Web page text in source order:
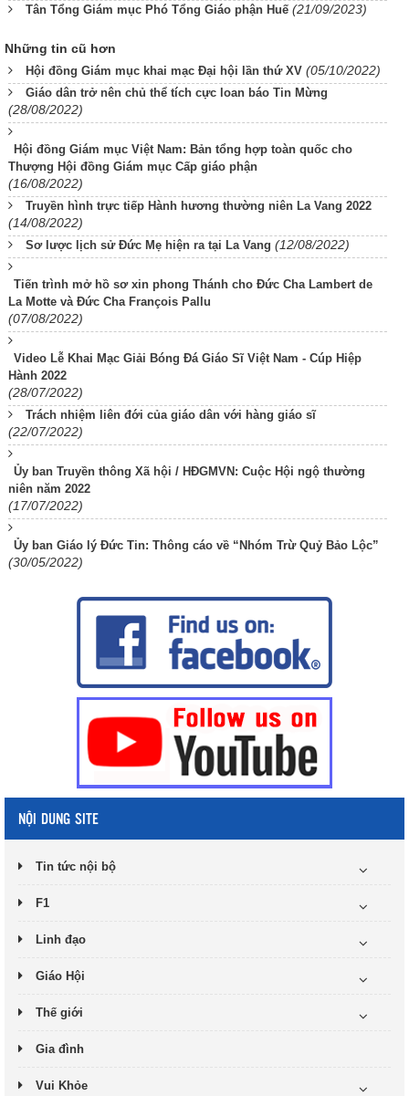
Tân Tổng Giám mục Phó Tổng Giáo phận Huế (21/09/2023)
Những tin cũ hơn
Hội đồng Giám mục khai mạc Đại hội lần thứ XV (05/10/2022)
Giáo dân trở nên chủ thể tích cực loan báo Tin Mừng
(28/08/2022)
Hội đồng Giám mục Việt Nam: Bản tổng hợp toàn quốc cho
Thượng Hội đồng Giám mục Cấp giáo phận
(16/08/2022)
Truyền hình trực tiếp Hành hương thường niên La Vang 2022
(14/08/2022)
Sơ lược lịch sử Đức Mẹ hiện ra tại La Vang (12/08/2022)
Tiến trình mở hồ sơ xin phong Thánh cho Đức Cha Lambert de
La Motte và Đức Cha François Pallu
(07/08/2022)
Video Lễ Khai Mạc Giải Bóng Đá Giáo Sĩ Việt Nam - Cúp Hiệp
Hành 2022
(28/07/2022)
Trách nhiệm liên đới của giáo dân với hàng giáo sĩ
(22/07/2022)
Ủy ban Truyền thông Xã hội / HĐGMVN: Cuộc Hội ngộ thường
niên năm 2022
(17/07/2022)
Ủy ban Giáo lý Đức Tin: Thông cáo về “Nhóm Trừ Quỷ Bảo Lộc”
(30/05/2022)
NỘI DUNG SITE
Tin tức nội bộ
F1
Linh đạo
Giáo Hội
Thế giới
Gia đình
Vui Khỏe